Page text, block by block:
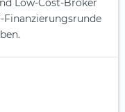
Low-Cost-Broker
Finanzierungsrunde